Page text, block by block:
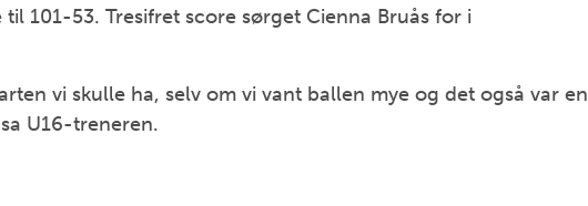
101-53. Tresifret score sørget Cienna Bruås for i
vi skulle ha, selv om vi vant ballen mye og det også var en
U16-treneren.